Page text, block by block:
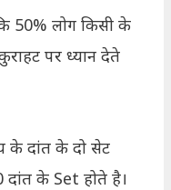
50% लोग किसी के
पर ध्यान देते
के दांत के दो सेट
के Set होते है।